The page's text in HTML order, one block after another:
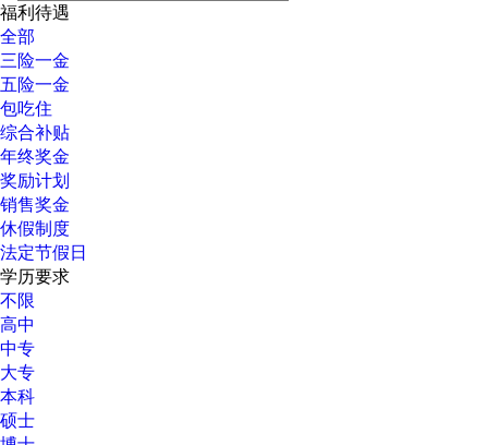
福利待遇
全部
三险一金
五险一金
包吃住
综合补贴
年终奖金
奖励计划
销售奖金
休假制度
法定节假日
学历要求
不限
高中
中专
大专
本科
硕士